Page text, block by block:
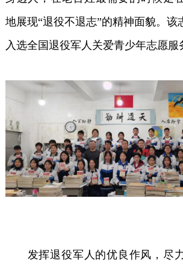
地展现“退役不退志”的精神面貌。该
入选全国退役军人关爱青少年志愿服
发挥退役军人的优良作风，尽